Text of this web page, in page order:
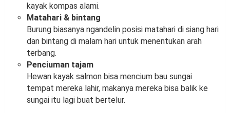
kayak kompas alami.
Matahari & bintang
Burung biasanya ngandelin posisi matahari di siang hari
dan bintang di malam hari untuk menentukan arah
terbang.
Penciuman tajam
Hewan kayak salmon bisa mencium bau sungai
tempat mereka lahir, makanya mereka bisa balik ke
sungai itu lagi buat bertelur.